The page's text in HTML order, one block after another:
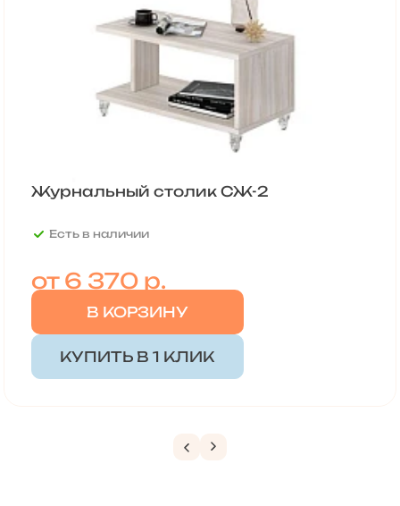
Журнальный столик СЖ-2
Есть в наличии
от 6 370 р.
В КОРЗИНУ
КУПИТЬ В 1 КЛИК